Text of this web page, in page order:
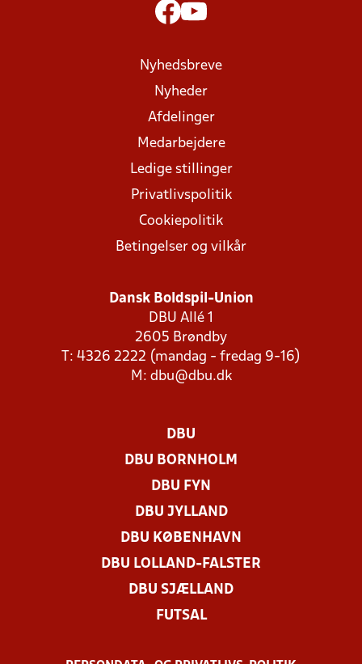
Nyhedsbreve
Nyheder
Afdelinger
Medarbejdere
Ledige stillinger
Privatlivspolitik
Cookiepolitik
Betingelser og vilkår
Dansk Boldspil-Union
DBU Allé 1
2605 Brøndby
T: 4326 2222 (mandag - fredag 9-16)
M: dbu@dbu.dk
DBU
DBU BORNHOLM
DBU FYN
DBU JYLLAND
DBU KØBENHAVN
DBU LOLLAND-FALSTER
DBU SJÆLLAND
FUTSAL